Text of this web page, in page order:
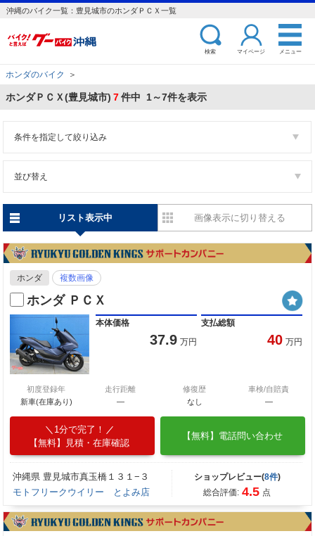
沖縄のバイク一覧：豊見城市のホンダＰＣＸ一覧
検索 マイページ メニュー
ホンダのバイク ＞
ホンダＰＣＸ(豊見城市) 7件中 1～7件を表示
条件を指定して絞り込み
並び替え
リスト表示中 画像表示に切り替える
ホンダ 複数画像
ホンダ ＰＣＸ
本体価格
37.9 万円
支払総額
40 万円
初度登録年
新車(在庫あり)
走行距離
―
修復歴
なし
車検/自賠責
―
1分で完了！
【無料】見積・在庫確認
【無料】電話問い合わせ
沖縄県 豊見城市真玉橋１３１−３
モトフリークウイリー とよみ店
ショップレビュー(8件)
総合評価: 4.5 点